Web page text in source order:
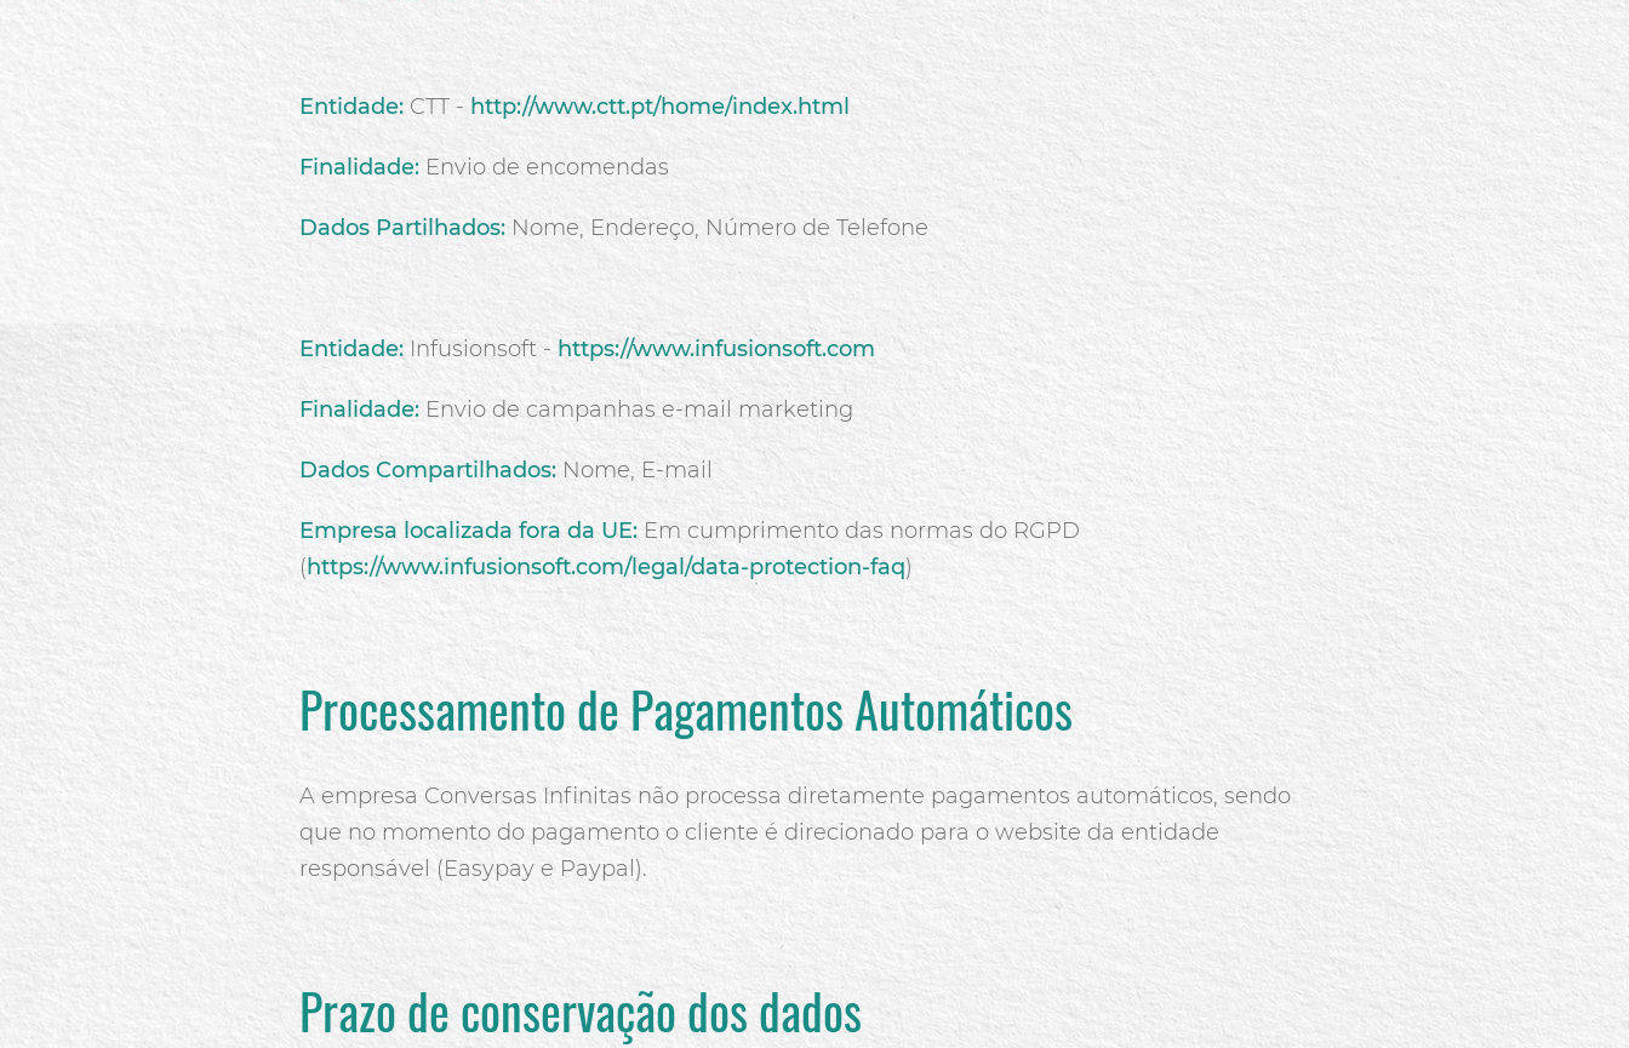
Entidade: CTT - http://www.ctt.pt/home/index.html
Finalidade: Envio de encomendas
Dados Partilhados: Nome, Endereço, Número de Telefone
Entidade: Infusionsoft - https://www.infusionsoft.com
Finalidade: Envio de campanhas e-mail marketing
Dados Compartilhados: Nome, E-mail
Empresa localizada fora da UE: Em cumprimento das normas do RGPD
(https://www.infusionsoft.com/legal/data-protection-faq)
Processamento de Pagamentos Automáticos
A empresa Conversas Infinitas não processa diretamente pagamentos automáticos, sendo
que no momento do pagamento o cliente é direcionado para o website da entidade
responsável (Easypay e Paypal).
Prazo de conservação dos dados